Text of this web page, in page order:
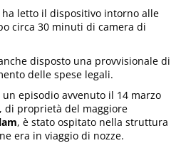
ha letto il dispositivo intorno alle
circa 30 minuti di camera di
disposto una provvisionale di
delle spese legali.
episodio avvenuto il 14 marzo
di proprietà del maggiore
, è stato ospitato nella struttura
era in viaggio di nozze.